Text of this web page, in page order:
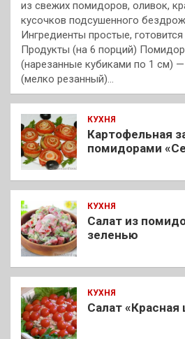
из свежих помидоров, оливок,
кусочков подсушенного
Ингредиенты простые,
Продукты (на 6 порций)
(нарезанные кубиками по 1 см)
(мелко резанный)…
КУХНЯ
Картофельная
помидорами
КУХНЯ
Салат из
зеленью
КУХНЯ
Салат «Красная